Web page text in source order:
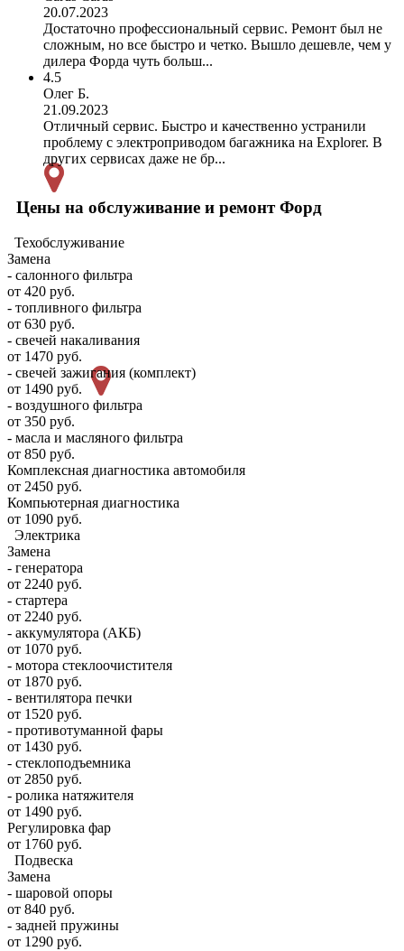
20.07.2023
Достаточно профессиональный сервис. Ремонт был не
сложным, но все быстро и четко. Вышло дешевле, чем у
дилера Форда чуть больш...
4.5
Олег Б.
21.09.2023
Отличный сервис. Быстро и качественно устранили
проблему с электроприводом багажника на Explorer. В
других сервисах даже не бр...
Цены на обслуживание и ремонт Форд
Техобслуживание
Замена
- салонного фильтра
от 420 руб.
- топливного фильтра
от 630 руб.
- свечей накаливания
от 1470 руб.
- свечей зажигания (комплект)
от 1490 руб.
- воздушного фильтра
от 350 руб.
- масла и масляного фильтра
от 850 руб.
Комплексная диагностика автомобиля
от 2450 руб.
Компьютерная диагностика
от 1090 руб.
Электрика
Замена
- генератора
от 2240 руб.
- стартера
от 2240 руб.
- аккумулятора (АКБ)
от 1070 руб.
- мотора стеклоочистителя
от 1870 руб.
- вентилятора печки
от 1520 руб.
- противотуманной фары
от 1430 руб.
- стеклоподъемника
от 2850 руб.
- ролика натяжителя
от 1490 руб.
Регулировка фар
от 1760 руб.
Подвеска
Замена
- шаровой опоры
от 840 руб.
- задней пружины
от 1290 руб.